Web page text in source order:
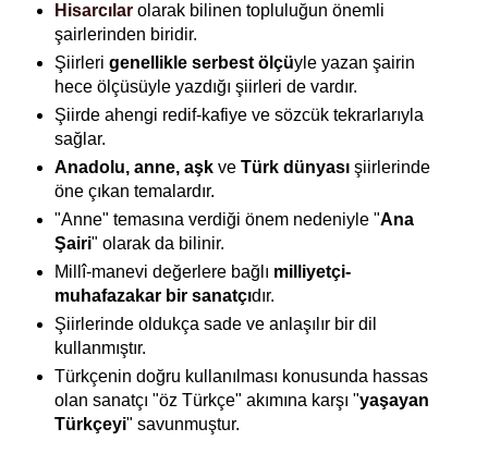
Hisarcılarolarak bilinen topluluğun önemli
şairlerinden biridir.
Şiirleri genellikle serbest ölçüyle yazan şairin
hece ölçüsüyle yazdığı şiirleri de vardır.
Şiirde ahengi redif-kafiye ve sözcük tekrarlarıyla
sağlar.
Anadolu, anne, aşkve Türk dünyasışiirlerinde
öne çıkan temalardır.
"Anne" temasına verdiği önem nedeniyle "Ana
Şairi" olarak da bilinir.
Millî-manevi değerlere bağlı milliyetçi-
muhafazakar bir sanatçıdır.
Şiirlerinde oldukça sade ve anlaşılır bir dil
kullanmıştır.
Türkçenin doğru kullanılması konusunda hassas
olan sanatçı "öz Türkçe" akımına karşı "yaşayan
Türkçeyi" savunmuştur.